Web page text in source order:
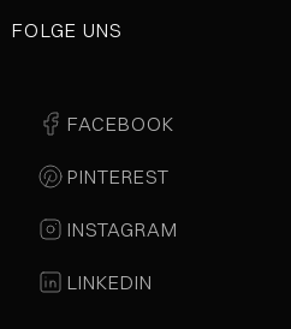
FOLGE UNS
FACEBOOK
PINTEREST
INSTAGRAM
LINKEDIN